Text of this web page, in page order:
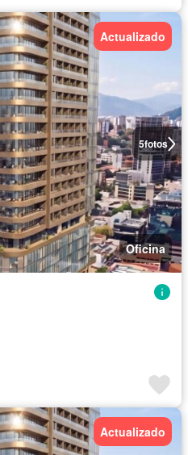
5fotos
Actualizado
Oficina
Actualizado